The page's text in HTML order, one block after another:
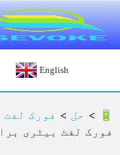
English
🔋 > حل > فورک لفٹ
فورک لفٹ بیٹری